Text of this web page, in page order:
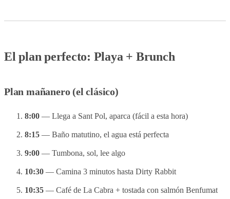
El plan perfecto: Playa + Brunch
Plan mañanero (el clásico)
8:00 — Llega a Sant Pol, aparca (fácil a esta hora)
8:15 — Baño matutino, el agua está perfecta
9:00 — Tumbona, sol, lee algo
10:30 — Camina 3 minutos hasta Dirty Rabbit
10:35 — Café de La Cabra + tostada con salmón Benfumat